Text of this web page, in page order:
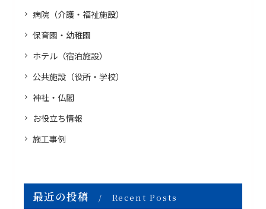
病院（介護・福祉施設）
保育園・幼稚園
ホテル（宿泊施設）
公共施設（役所・学校）
神社・仏閣
お役立ち情報
施工事例
最近の投稿 Recent Posts